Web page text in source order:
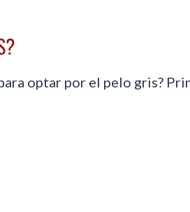
optar por el pelo gris?